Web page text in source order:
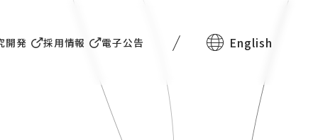
開発 採用情報 電子公告 English